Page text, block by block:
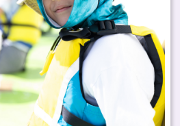
務參考。